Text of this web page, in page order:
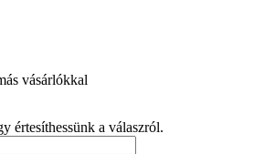
vásárlókkal
értesíthessünk a válaszról.